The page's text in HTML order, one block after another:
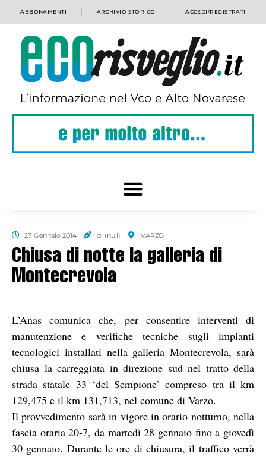
ABBONAMENTI ARCHIVIO STORICO ACCEDI/REGISTRATI
27 Gennaio 2014 di (null) VARZO
Chiusa di notte la galleria di
Montecrevola
L’Anas comunica che, per consentire interventi di
manutenzione e verifiche tecniche sugli impianti
tecnologici installati nella galleria Montecrevola, sarà
chiusa la carreggiata in direzione sud nel tratto della
strada statale 33 ‘del Sempione’ compreso tra il km
129,475 e il km 131,713, nel comune di Varzo.
Il provvedimento sarà in vigore in orario notturno, nella
fascia oraria 20-7, da martedì 28 gennaio fino a giovedì
30 gennaio. Durante le ore di chiusura, il traffico verrà